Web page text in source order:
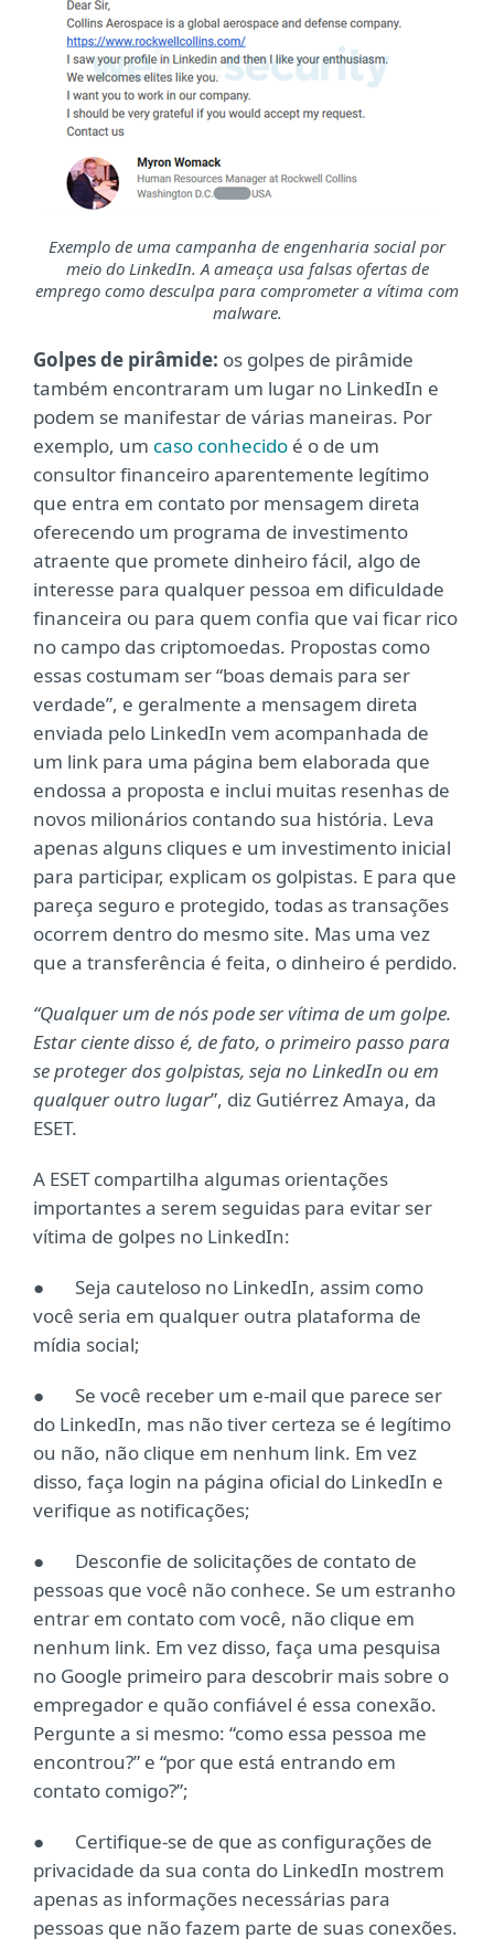
Exemplo de uma campanha de engenharia social por
meio do LinkedIn. A ameaça usa falsas ofertas de
emprego como desculpa para comprometer a vítima com
malware.
Golpes de pirâmide: os golpes de pirâmide
também encontraram um lugar no LinkedIn e
podem se manifestar de várias maneiras. Por
exemplo, um caso conhecido é o de um
consultor financeiro aparentemente legítimo
que entra em contato por mensagem direta
oferecendo um programa de investimento
atraente que promete dinheiro fácil, algo de
interesse para qualquer pessoa em dificuldade
financeira ou para quem confia que vai ficar rico
no campo das criptomoedas. Propostas como
essas costumam ser “boas demais para ser
verdade”, e geralmente a mensagem direta
enviada pelo LinkedIn vem acompanhada de
um link para uma página bem elaborada que
endossa a proposta e inclui muitas resenhas de
novos milionários contando sua história. Leva
apenas alguns cliques e um investimento inicial
para participar, explicam os golpistas. E para que
pareça seguro e protegido, todas as transações
ocorrem dentro do mesmo site. Mas uma vez
que a transferência é feita, o dinheiro é perdido.
“Qualquer um de nós pode ser vítima de um golpe.
Estar ciente disso é, de fato, o primeiro passo para
se proteger dos golpistas, seja no LinkedIn ou em
qualquer outro lugar”, diz Gutiérrez Amaya, da
ESET.
A ESET compartilha algumas orientações
importantes a serem seguidas para evitar ser
vítima de golpes no LinkedIn:
● Seja cauteloso no LinkedIn, assim como
você seria em qualquer outra plataforma de
mídia social;
● Se você receber um e-mail que parece ser
do LinkedIn, mas não tiver certeza se é legítimo
ou não, não clique em nenhum link. Em vez
disso, faça login na página oficial do LinkedIn e
verifique as notificações;
● Desconfie de solicitações de contato de
pessoas que você não conhece. Se um estranho
entrar em contato com você, não clique em
nenhum link. Em vez disso, faça uma pesquisa
no Google primeiro para descobrir mais sobre o
empregador e quão confiável é essa conexão.
Pergunte a si mesmo: “como essa pessoa me
encontrou?” e “por que está entrando em
contato comigo?”;
● Certifique-se de que as configurações de
privacidade da sua conta do LinkedIn mostrem
apenas as informações necessárias para
pessoas que não fazem parte de suas conexões.